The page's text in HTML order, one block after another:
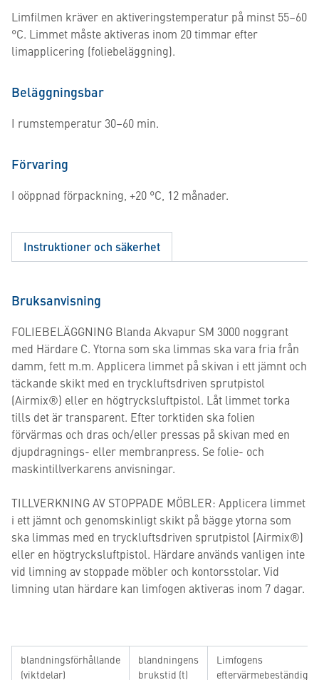
Limfilmen kräver en aktiveringstemperatur på minst 55–60
°C. Limmet måste aktiveras inom 20 timmar efter
limapplicering (foliebeläggning).
Beläggningsbar
I rumstemperatur 30–60 min.
Förvaring
I oöppnad förpackning, +20 °C, 12 månader.
Instruktioner och säkerhet
Bruksanvisning
FOLIEBELÄGGNING Blanda Akvapur SM 3000 noggrant
med Härdare C. Ytorna som ska limmas ska vara fria från
damm, fett m.m. Applicera limmet på skivan i ett jämnt och
täckande skikt med en tryckluftsdriven sprutpistol
(Airmix®) eller en högtrycksluftpistol. Låt limmet torka
tills det är transparent. Efter torktiden ska folien
förvärmas och dras och/eller pressas på skivan med en
djupdragnings- eller membranpress. Se folie- och
maskintillverkarens anvisningar.
TILLVERKNING AV STOPPADE MÖBLER: Applicera limmet
i ett jämnt och genomskinligt skikt på bägge ytorna som
ska limmas med en tryckluftsdriven sprutpistol (Airmix®)
eller en högtrycksluftpistol. Härdare används vanligen inte
vid limning av stoppade möbler och kontorsstolar. Vid
limning utan härdare kan limfogen aktiveras inom 7 dagar.
blandningsförhållande
(viktdelar)
blandningens
brukstid (t)
Limfogens